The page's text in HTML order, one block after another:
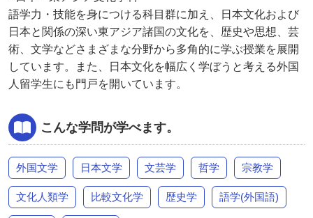
語学力・技能を身につける科目群に加え、日本文化および
日本と関係の深い東アジア諸国の文化を、歴史や思想、芸
術、文学などさまざまな分野から多角的に学ぶ授業を展開
しています。また、日本文化を幅広く学ぼうと考える外国
人留学生にも門戸を開いています。
こんな学問が学べます。
外国文学 日本文学 文芸学 哲学 宗教学
文化人類学 比較文化学 歴史学 語学(外国語)